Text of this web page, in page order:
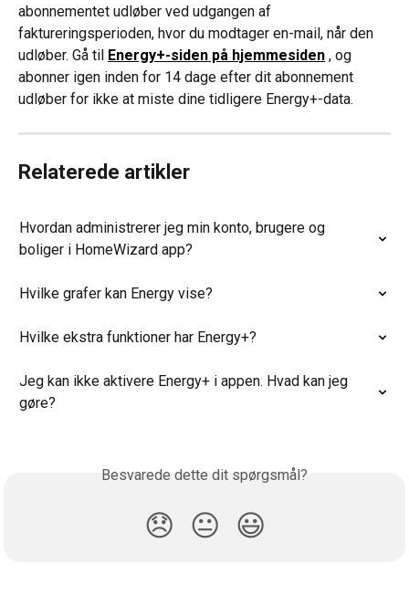
abonnementet udløber ved udgangen af
faktureringsperioden, hvor du modtager en-mail, når den
udløber. Gå til Energy+-siden på hjemmesiden , og
abonner igen inden for 14 dage efter dit abonnement
udløber for ikke at miste dine tidligere Energy+-data.
Relaterede artikler
Hvordan administrerer jeg min konto, brugere og
boliger i HomeWizard app?
Hvilke grafer kan Energy vise?
Hvilke ekstra funktioner har Energy+?
Jeg kan ikke aktivere Energy+ i appen. Hvad kan jeg
gøre?
Besvarede dette dit spørgsmål?
😞 😐 😃